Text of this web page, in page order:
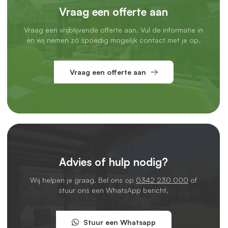
Professionele montage incl. inmeetservice
Laat je het monteren liever aan een professional over?
gebruikmaken van onzemontageservice.
bij je langs om alles nauwkeurig in te
Daarna plannen we een montageafspraak in en komen we
montageservice maar één keer. Wel zo voordelig.
Voordelen van een glazen schuifwand onder je
Vraag een offerte aan
Vraag een vrijblijvende offerte aan. Vul de informatie in
en wij nemen zo spoedig mogelijk contact met je op.
Vraag een offerte aan
Advies of hulp nodig?
Wij helpen je graag. Bel ons op 0342 230 000 of
stuur ons een WhatsApp bericht.
Stuur een Whatsapp